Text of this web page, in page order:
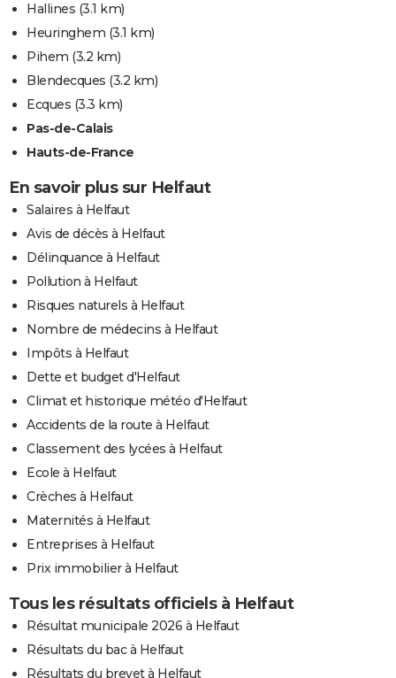
Hallines (3.1 km)
Heuringhem (3.1 km)
Pihem (3.2 km)
Blendecques (3.2 km)
Ecques (3.3 km)
Pas-de-Calais
Hauts-de-France
En savoir plus sur Helfaut
Salaires à Helfaut
Avis de décès à Helfaut
Délinquance à Helfaut
Pollution à Helfaut
Risques naturels à Helfaut
Nombre de médecins à Helfaut
Impôts à Helfaut
Dette et budget d'Helfaut
Climat et historique météo d'Helfaut
Accidents de la route à Helfaut
Classement des lycées à Helfaut
Ecole à Helfaut
Crèches à Helfaut
Maternités à Helfaut
Entreprises à Helfaut
Prix immobilier à Helfaut
Tous les résultats officiels à Helfaut
Résultat municipale 2026 à Helfaut
Résultats du bac à Helfaut
Résultats du brevet à Helfaut